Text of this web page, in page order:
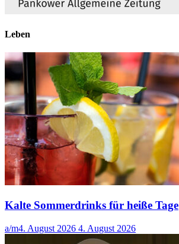
Leben
Kalte Sommerdrinks für heiße Tage
a/m4. August 2026 4. August 2026